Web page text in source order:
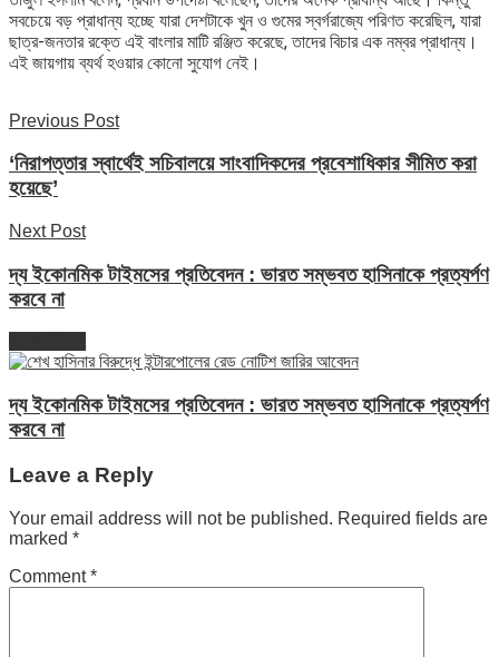
সবচেয়ে বড় প্রাধান্য হচ্ছে যারা দেশটাকে খুন ও গুমের স্বর্গরাজ্যে পরিণত করেছিল, যারা
ছাত্র-জনতার রক্তে এই বাংলার মাটি রঞ্জিত করেছে, তাদের বিচার এক নম্বর প্রাধান্য।
এই জায়গায় ব্যর্থ হওয়ার কোনো সুযোগ নেই।
Previous Post
‘নিরাপত্তার স্বার্থেই সচিবালয়ে সাংবাদিকদের প্রবেশাধিকার সীমিত করা
হয়েছে’
Next Post
দ্য ইকোনমিক টাইমসের প্রতিবেদন : ভারত সম্ভবত হাসিনাকে প্রত্যর্পণ
করবে না
দ্য ইকোনমিক টাইমসের প্রতিবেদন : ভারত সম্ভবত হাসিনাকে প্রত্যর্পণ
করবে না
Leave a Reply
Your email address will not be published. Required fields are
marked *
Comment*